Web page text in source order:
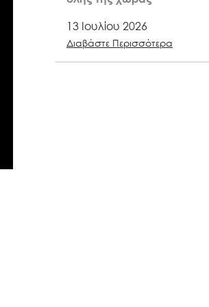
13 Ιουλίου 2026
Διαβάστε Περισσότερα